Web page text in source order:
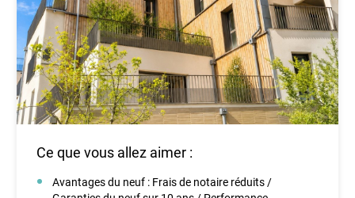
Ce que vous allez aimer :
Avantages du neuf : Frais de notaire réduits /